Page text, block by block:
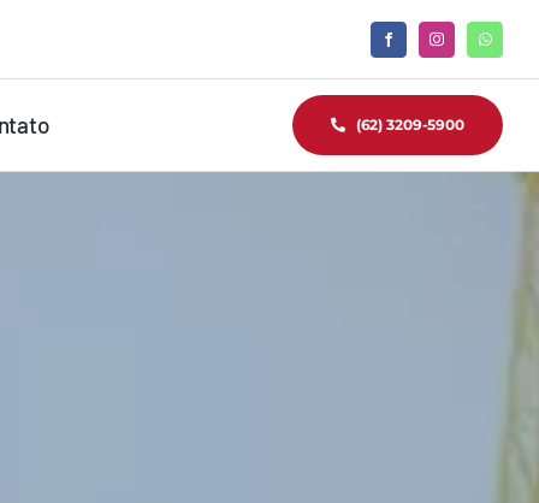
(62) 3209-5900